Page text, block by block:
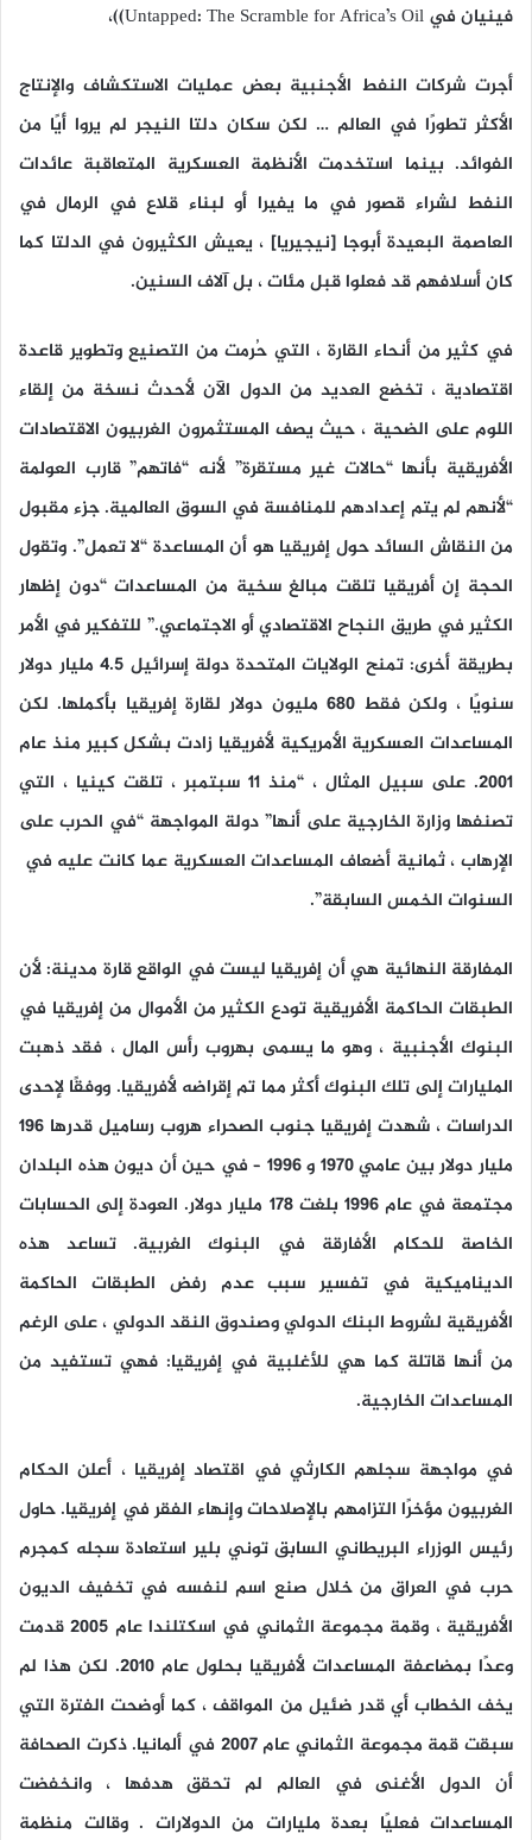
فينيان في Untapped: The Scramble for Africa’s Oil))،
أجرت شركات النفط الأجنبية بعض عمليات الاستكشاف والإنتاج
الأكثر تطورًا في العالم … لكن سكان دلتا النيجر لم يروا أيًا من
الفوائد. بينما استخدمت الأنظمة العسكرية المتعاقبة عائدات
النفط لشراء قصور في ما يفيرا أو لبناء قلاع في الرمال في
العاصمة البعيدة أبوجا [نيجيريا] ، يعيش الكثيرون في الدلتا كما
كان أسلافهم قد فعلوا قبل مئات ، بل آلاف السنين.
في كثير من أنحاء القارة ، التي حُرمت من التصنيع وتطوير قاعدة
اقتصادية ، تخضع العديد من الدول الآن لأحدث نسخة من إلقاء
اللوم على الضحية ، حيث يصف المستثمرون الغربيون الاقتصادات
الأفريقية بأنها “حالات غير مستقرة” لأنه “فاتهم” قارب العولمة
“لأنهم لم يتم إعدادهم للمنافسة في السوق العالمية. جزء مقبول
من النقاش السائد حول إفريقيا هو أن المساعدة “لا تعمل”. وتقول
الحجة إن أفريقيا تلقت مبالغ سخية من المساعدات “دون إظهار
الكثير في طريق النجاح الاقتصادي أو الاجتماعي.” للتفكير في الأمر
بطريقة أخرى: تمنح الولايات المتحدة دولة إسرائيل 4.5 مليار دولار
سنويًا ، ولكن فقط 680 مليون دولار لقارة إفريقيا بأكملها. لكن
المساعدات العسكرية الأمريكية لأفريقيا زادت بشكل كبير منذ عام
2001. على سبيل المثال ، “منذ 11 سبتمبر ، تلقت كينيا ، التي
تصنفها وزارة الخارجية على أنها” دولة المواجهة “في الحرب على
الإرهاب ، ثمانية أضعاف المساعدات العسكرية عما كانت عليه في
السنوات الخمس السابقة”.
المفارقة النهائية هي أن إفريقيا ليست في الواقع قارة مدينة: لأن
الطبقات الحاكمة الأفريقية تودع الكثير من الأموال من إفريقيا في
البنوك الأجنبية ، وهو ما يسمى بهروب رأس المال ، فقد ذهبت
المليارات إلى تلك البنوك أكثر مما تم إقراضه لأفريقيا. ووفقًا لإحدى
الدراسات ، شهدت إفريقيا جنوب الصحراء هروب رساميل قدرها 196
مليار دولار بين عامي 1970 و 1996 – في حين أن ديون هذه البلدان
مجتمعة في عام 1996 بلغت 178 مليار دولار. العودة إلى الحسابات
الخاصة للحكام الأفارقة في البنوك الغربية. تساعد هذه
الديناميكية في تفسير سبب عدم رفض الطبقات الحاكمة
الأفريقية لشروط البنك الدولي وصندوق النقد الدولي ، على الرغم
من أنها قاتلة كما هي للأغلبية في إفريقيا: فهي تستفيد من
المساعدات الخارجية.
في مواجهة سجلهم الكارثي في اقتصاد إفريقيا ، أعلن الحكام
الغربيون مؤخرًا التزامهم بالإصلاحات وإنهاء الفقر في إفريقيا. حاول
رئيس الوزراء البريطاني السابق توني بلير استعادة سجله كمجرم
حرب في العراق من خلال صنع اسم لنفسه في تخفيف الديون
الأفريقية ، وقمة مجموعة الثماني في اسكتلندا عام 2005 قدمت
وعدًا بمضاعفة المساعدات لأفريقيا بحلول عام 2010. لكن هذا لم
يخف الخطاب أي قدر ضئيل من المواقف ، كما أوضحت الفترة التي
سبقت قمة مجموعة الثماني عام 2007 في ألمانيا. ذكرت الصحافة
أن الدول الأغنى في العالم لم تحقق هدفها ، وانخفضت
المساعدات فعليًا بعدة مليارات من الدولارات . وقالت منظمة